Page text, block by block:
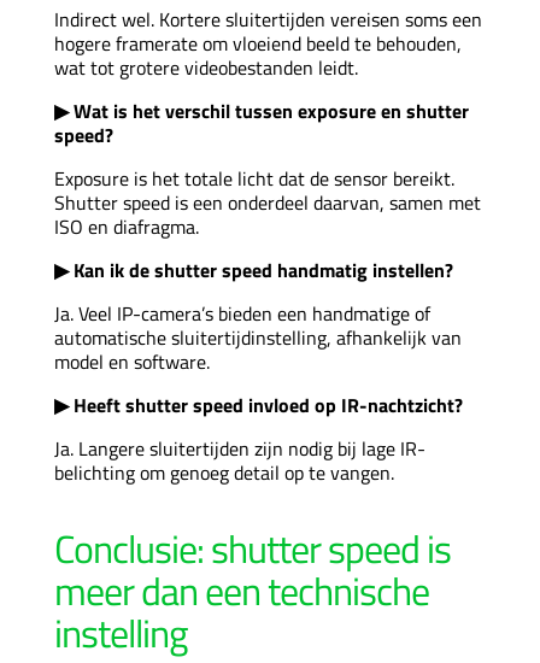
Indirect wel. Kortere sluitertijden vereisen soms een
hogere framerate om vloeiend beeld te behouden,
wat tot grotere videobestanden leidt.
▶ Wat is het verschil tussen exposure en shutter
speed?
Exposure is het totale licht dat de sensor bereikt.
Shutter speed is een onderdeel daarvan, samen met
ISO en diafragma.
▶ Kan ik de shutter speed handmatig instellen?
Ja. Veel IP-camera’s bieden een handmatige of
automatische sluitertijdinstelling, afhankelijk van
model en software.
▶ Heeft shutter speed invloed op IR-nachtzicht?
Ja. Langere sluitertijden zijn nodig bij lage IR-
belichting om genoeg detail op te vangen.
Conclusie: shutter speed is
meer dan een technische
instelling